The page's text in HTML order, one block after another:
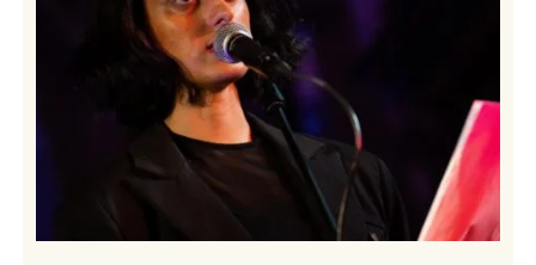
varmt,
interessant
morosamt